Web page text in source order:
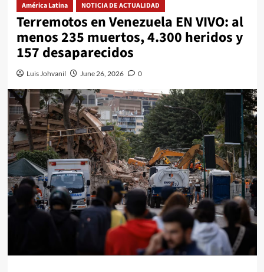
América Latina NOTICIA DE ACTUALIDAD
Terremotos en Venezuela EN VIVO: al
menos 235 muertos, 4.300 heridos y
157 desaparecidos
Luis Johvanil June 26, 2026 0